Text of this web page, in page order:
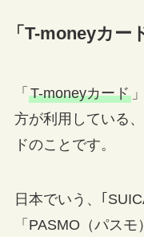
「T-moneyカー
「 T-moneyカード
方が利用している
ドのことです。
日本でいう、｢
「PASMO（パス